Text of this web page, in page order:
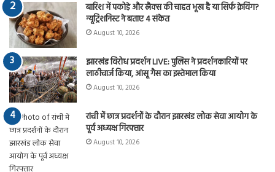
बारिश में पकोड़े और स्नैक्स की चाहत भूख है या सिर्फ क्रेविंग?
न्यूट्रिशनिस्ट ने बताए 4 संकेत
August 10, 2026
झारखंड विरोध प्रदर्शन LIVE: पुलिस ने प्रदर्शनकारियों पर
लाठीचार्ज किया, आंसू गैस का इस्तेमाल किया
August 10, 2026
रांची में छात्र प्रदर्शनों के दौरान झारखंड लोक सेवा आयोग के
पूर्व अध्यक्ष गिरफ्तार
August 10, 2026